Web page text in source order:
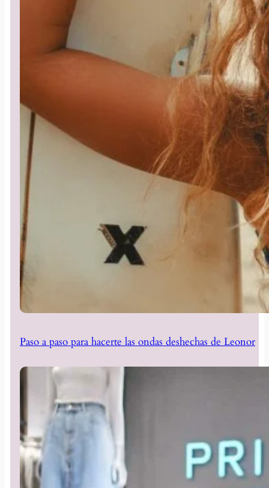
Paso a paso para hacerte las ondas deshechas de Leonor